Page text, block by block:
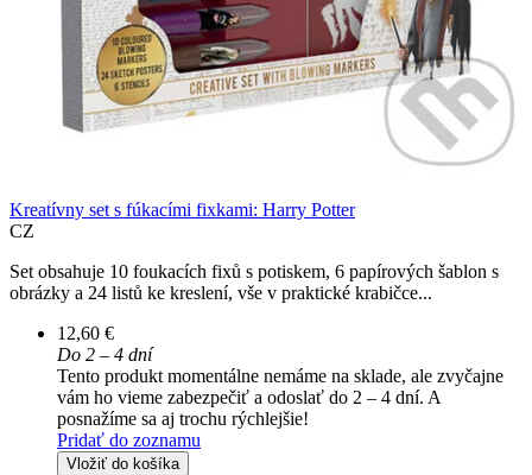
Kreatívny set s fúkacími fixkami: Harry Potter
CZ
Set obsahuje 10 foukacích fixů s potiskem, 6 papírových šablon s
obrázky a 24 listů ke kreslení, vše v praktické krabičce...
12,60 €
Do 2 – 4 dní
Tento produkt momentálne nemáme na sklade, ale zvyčajne
vám ho vieme zabezpečiť a odoslať do 2 – 4 dní. A
posnažíme sa aj trochu rýchlejšie!
Pridať do zoznamu
Vložiť do košíka